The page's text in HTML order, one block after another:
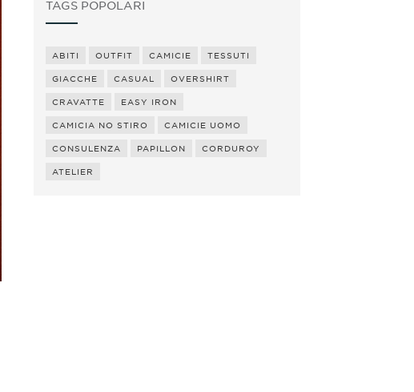
TAGS POPOLARI
ABITI OUTFIT CAMICIE TESSUTI
GIACCHE CASUAL OVERSHIRT
CRAVATTE EASY IRON
CAMICIA NO STIRO CAMICIE UOMO
CONSULENZA PAPILLON CORDUROY
ATELIER